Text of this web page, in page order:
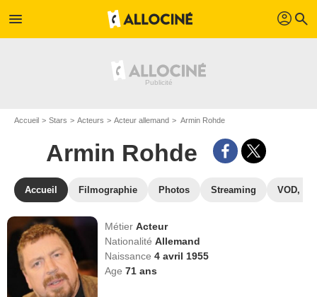
menu profil search
Accueil Stars Acteurs Acteur allemand Armin Rohde
Armin Rohde
Accueil Filmographie Photos Streaming VOD,
MétierActeur
NationalitéAllemand
Naissance4 avril 1955
Age71 ans